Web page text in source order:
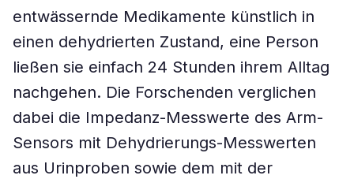
entwässernde Medikamente künstlich in
einen dehydrierten Zustand, eine Person
ließen sie einfach 24 Stunden ihrem Alltag
nachgehen. Die Forschenden verglichen
dabei die Impedanz-Messwerte des Arm-
Sensors mit Dehydrierungs-Messwerten
aus Urinproben sowie dem mit der